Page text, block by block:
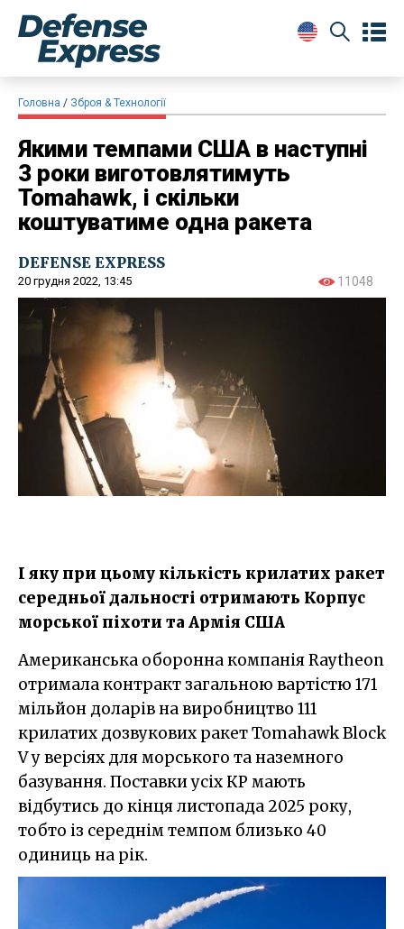
Головна Зброя & Технології
Якими темпами США в наступні
3 роки виготовлятимуть
Tomahawk, і скільки
коштуватиме одна ракета
DEFENSE EXPRESS
20 грудня 2022, 13:45 11048
І яку при цьому кількість крилатих ракет
середньої дальності отримають Корпус
морської піхоти та Армія США
Американська оборонна компанія Raytheon
отримала контракт загальною вартістю 171
мільйон доларів на виробництво 111
крилатих дозвукових ракет Tomahawk Block
V у версіях для морського та наземного
базування. Поставки усіх КР мають
відбутись до кінця листопада 2025 року,
тобто із середнім темпом близько 40
одиниць на рік.